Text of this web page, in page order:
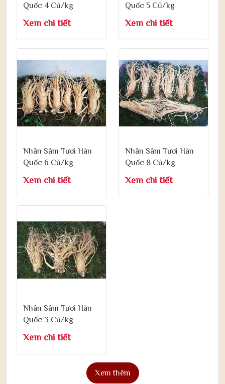
Quốc 4 Củ/kg
Xem chi tiết
Quốc 5 Củ/kg
Xem chi tiết
Nhân Sâm Tươi Hàn
Quốc 6 Củ/kg
Xem chi tiết
Nhân Sâm Tươi Hàn
Quốc 8 Củ/kg
Xem chi tiết
Nhân Sâm Tươi Hàn
Quốc 3 Củ/kg
Xem chi tiết
Xem thêm